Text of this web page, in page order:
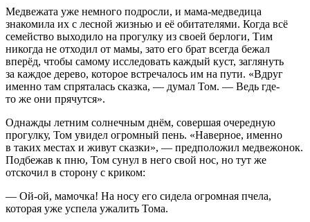
Медвежата уже немного подросли, и мама-медведица
знакомила их с лесной жизнью и её обитателями. Когда всё
семейство выходило на прогулку из своей берлоги, Тим
никогда не отходил от мамы, зато его брат всегда бежал
вперёд, чтобы самому исследовать каждый куст, заглянуть
за каждое дерево, которое встречалось им на пути. «Вдруг
именно там спряталась сказка, — думал Том. — Ведь где-
то же они прячутся».
Однажды летним солнечным днём, совершая очередную
прогулку, Том увидел огромный пень. «Наверное, именно
в таких местах и живут сказки», — предположил медвежонок.
Подбежав к пню, Том сунул в него свой нос, но тут же
отскочил в сторону с криком:
— Ой-ой, мамочка! На носу его сидела огромная пчела,
которая уже успела ужалить Тома.